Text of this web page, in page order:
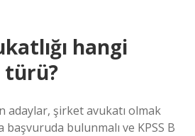
hangi
türü?
adaylar, şirket avukatı olmak
başvuruda bulunmalı ve KPSS B